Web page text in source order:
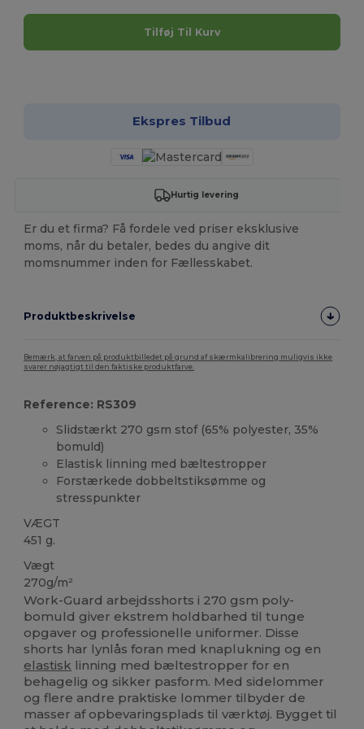
Tilføj Til Kurv
Ekspres Tilbud
Hurtig levering
Er du et firma? Få fordele ved priser eksklusive
moms, når du betaler, bedes du angive dit
momsnummer inden for Fællesskabet.
Produktbeskrivelse
Bemærk, at farven på produktbilledet på grund af skærmkalibrering muligvis ikke
svarer nøjagtigt til den faktiske produktfarve.
Reference: RS309
Slidstærkt 270 gsm stof (65% polyester, 35%
bomuld)
Elastisk linning med bæltestropper
Forstærkede dobbeltstiksømme og
stresspunkter
VÆGT
451 g.
Vægt
270g/m²
Work-Guard arbejdsshorts i 270 gsm poly-
bomuld giver ekstrem holdbarhed til tunge
opgaver og professionelle uniformer. Disse
shorts har lynlås foran med knaplukning og en
elastisk linning med bæltestropper for en
behagelig og sikker pasform. Med sidelommer
og flere andre praktiske lommer tilbyder de
masser af opbevaringsplads til værktøj. Bygget til